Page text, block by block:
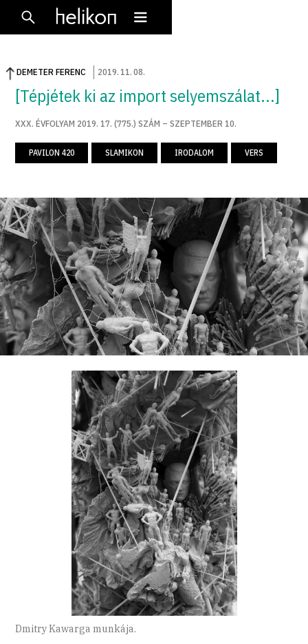
DEMETER FERENC 2019. 11.08.
[Tépjétek ki az import selyemszálat...]
XXX. ÉVFOLYAM 2019. 17. (775.) SZÁM – SZEPTEMBER 10.
PAVILON 420 SLAMIKON IRODALOM VERS
Dmitry Kawarga munkája.